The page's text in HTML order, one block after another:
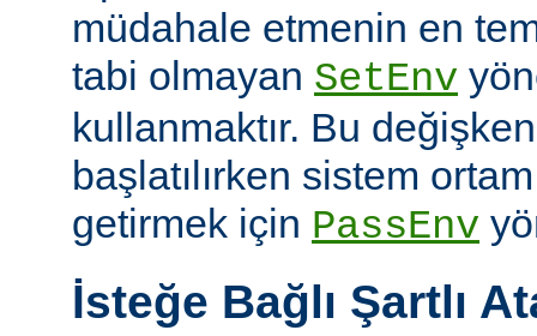
müdahale etmenin en
tabi olmayan SetEnv
kullanmaktır. Bu
başlatılırken sistem
getirmek için PassEnv
İsteğe Bağlı Şartlı